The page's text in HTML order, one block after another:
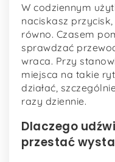
W codziennym
naciskasz
równo. Czasem
sprawdzać
wraca. Przy
miejsca na takie
działać,
razy dziennie.
Dlaczego
przestać